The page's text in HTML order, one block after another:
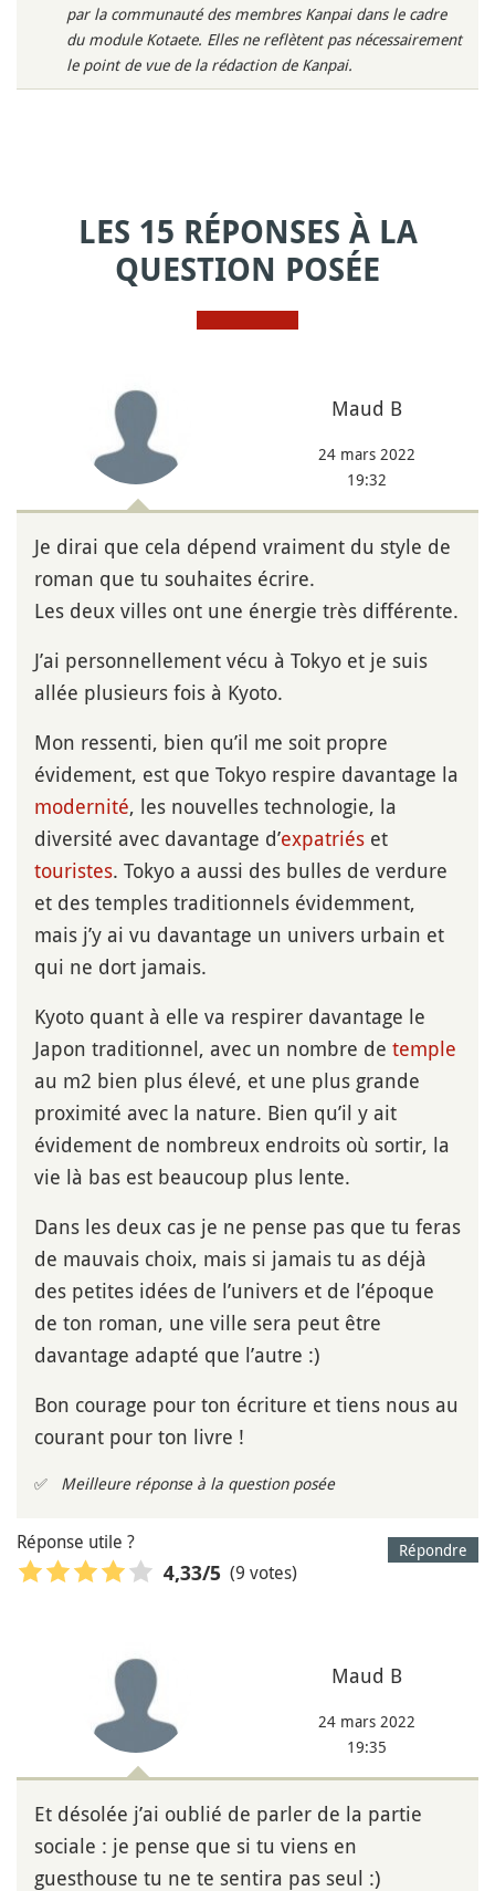
par la communauté des membres Kanpai dans le cadre
du module Kotaete. Elles ne reflètent pas nécessairement
le point de vue de la rédaction de Kanpai.
LES 15 RÉPONSES À LA
QUESTION POSÉE
Maud B
24 mars 2022
19:32
Je dirai que cela dépend vraiment du style de
roman que tu souhaites écrire.
Les deux villes ont une énergie très différente.
J’ai personnellement vécu à Tokyo et je suis
allée plusieurs fois à Kyoto.
Mon ressenti, bien qu’il me soit propre
évidement, est que Tokyo respire davantage la
modernité, les nouvelles technologie, la
diversité avec davantage d’expatriés et
touristes. Tokyo a aussi des bulles de verdure
et des temples traditionnels évidemment,
mais j’y ai vu davantage un univers urbain et
qui ne dort jamais.
Kyoto quant à elle va respirer davantage le
Japon traditionnel, avec un nombre de temple
au m2 bien plus élevé, et une plus grande
proximité avec la nature. Bien qu’il y ait
évidement de nombreux endroits où sortir, la
vie là bas est beaucoup plus lente.
Dans les deux cas je ne pense pas que tu feras
de mauvais choix, mais si jamais tu as déjà
des petites idées de l’univers et de l’époque
de ton roman, une ville sera peut être
davantage adapté que l’autre :)
Bon courage pour ton écriture et tiens nous au
courant pour ton livre !
✅ Meilleure réponse à la question posée
Répondre
Réponse utile ?
4,33/5 (9 votes)
Maud B
24 mars 2022
19:35
Et désolée j’ai oublié de parler de la partie
sociale : je pense que si tu viens en
guesthouse tu ne te sentira pas seul :)